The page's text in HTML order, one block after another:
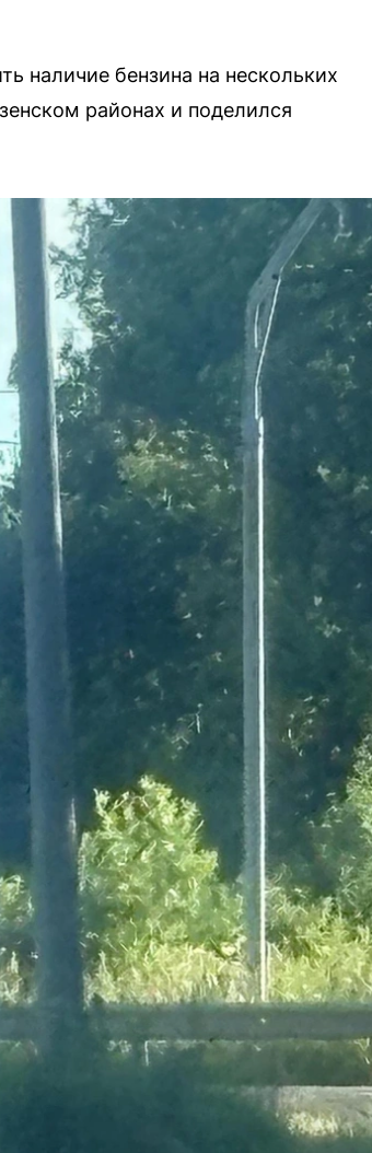
наличие бензина на нескольких
районах и поделился